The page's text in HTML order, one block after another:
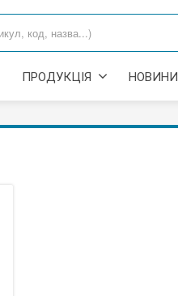
ПРОДУКЦІЯ НОВИНИ